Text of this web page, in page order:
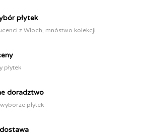
płytek
z Włoch, mnóstwo kolekcji
płytek
doradztwo
płytek